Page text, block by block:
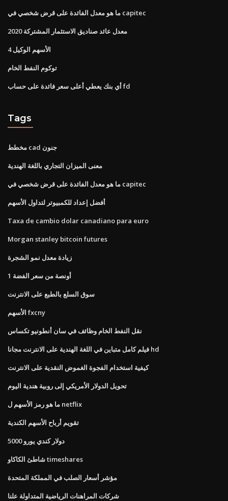
ما هو معدل الفائدة على قرض شخصي في capitec
معدل عائد صناديق الاستثمار المشتركة 2020
الأسهم الوكيل 4
توكوم النفط الخام
أي بنك يعطي أعلى سعر فائدة على حساب fd
Tags
مخطط cad جنون
معنى الميزان التجاري باللغة الهندية
ما هو معدل الفائدة على قرض شخصي في capitec
أفضل إعداد للكمبيوتر لتداول الأسهم
Taxa de cambio dolar canadiano para euro
Morgan stanley bitcoin futures
زيادة معدل نمو الشجرة
1 أونصة من سعر الفضة
سوق السلع بالطبع على الانترنت
الأسهم fxcny
نقل النفط الخام وظائف في سان أنطونيو تكساس
فيلم كامل متباين في اللغة الهندية على الانترنت مجانا hd
كيفية استخدام الفجوة الغموض النقدية على الانترنت
تحويل الدولار الأمريكي إلى روبية هندية اليوم
ما هو رمز الأسهم ل netflix
تقويم أرباح الأسهم الكندية
5000 دولار كندي يورو
شاطئ الكاكاو timeshares
مؤشر أسعار الصلب في المملكة المتحدة
شركات المراهنات الرياضية المتداولة علنا